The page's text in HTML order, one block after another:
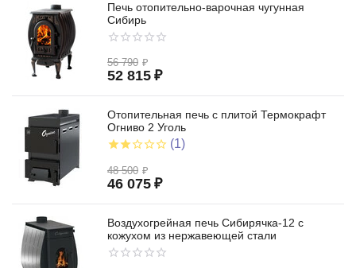
Печь отопительно-варочная чугунная
Сибирь
56 790 ₽
52 815 ₽
Отопительная печь с плитой Термокрафт
Огниво 2 Уголь
(1)
48 500 ₽
46 075 ₽
Воздухогрейная печь Сибирячка-12 с
кожухом из нержавеющей стали